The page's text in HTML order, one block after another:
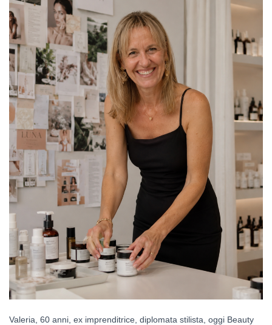
Valeria, 60 anni, ex imprenditrice, diplomata stilista, oggi Beauty